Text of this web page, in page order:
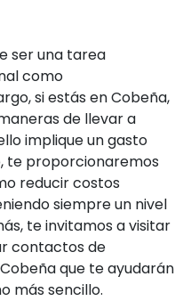
ser una tarea
como
si estás en Cobeña,
de llevar a
implique un gasto
te proporcionaremos
reducir costos
siempre un nivel
te invitamos a visitar
contactos de
que te ayudarán
más sencillo.